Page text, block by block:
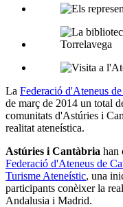
La Federació d'Ateneus
de març de 2014 un total
comunitats d'Astúries i
realitat ateneística.
Astúries i Cantàbria han
Federació d'Ateneus de
Turisme Ateneístic, una
participants conèixer la
Andalusia i Madrid.